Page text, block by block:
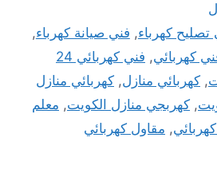
تصليح كهرباء, فني صيانة كهرباء,
كهربائي,
فني كهربائي 24
, كهربائي منازل, كهربائي منازل
, كهربجي منازل الكويت, معلم
, مقاول كهربائي